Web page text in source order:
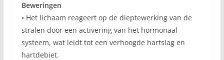
Beweringen
• Het lichaam reageert op de dieptewerking van de
stralen door een activering van het hormonaal
systeem, wat leidt tot een verhoogde hartslag en
hartdebiet.